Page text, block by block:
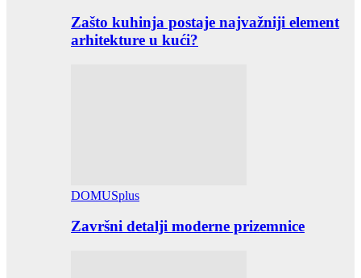
Zašto kuhinja postaje najvažniji element
arhitekture u kući?
DOMUSplus
Završni detalji moderne prizemnice